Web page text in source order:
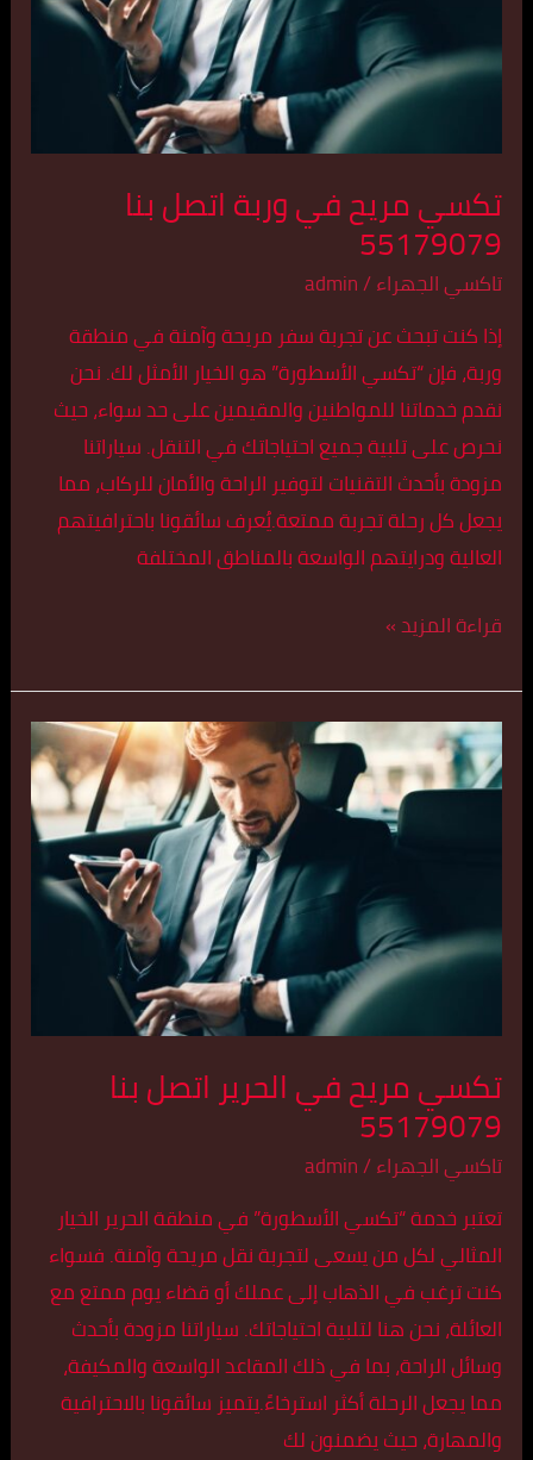
تكسي مريح في وربة اتصل بنا
55179079
تاكسي الجهراء/
admin
إذا كنت تبحث عن تجربة سفر مريحة وآمنة في منطقة
وربة، فإن “تكسي الأسطورة” هو الخيار الأمثل لك. نحن
نقدم خدماتنا للمواطنين والمقيمين على حد سواء، حيث
نحرص على تلبية جميع احتياجاتك في التنقل. سياراتنا
مزودة بأحدث التقنيات لتوفير الراحة والأمان للركاب، مما
يجعل كل رحلة تجربة ممتعة.يُعرف سائقونا باحترافيتهم
العالية ودرايتهم الواسعة بالمناطق المختلفة
بنا
55179079
قراءة المزيد »
تكسي مريح في الحرير اتصل بنا
55179079
تاكسي الجهراء/
admin
تعتبر خدمة “تكسي الأسطورة” في منطقة الحرير الخيار
المثالي لكل من يسعى لتجربة نقل مريحة وآمنة. فسواء
كنت ترغب في الذهاب إلى عملك أو قضاء يوم ممتع مع
العائلة، نحن هنا لتلبية احتياجاتك. سياراتنا مزودة بأحدث
وسائل الراحة، بما في ذلك المقاعد الواسعة والمكيفة،
مما يجعل الرحلة أكثر استرخاءً.يتميز سائقونا بالاحترافية
والمهارة، حيث يضمنون لك
تكسي
مريح
بنا
55179079